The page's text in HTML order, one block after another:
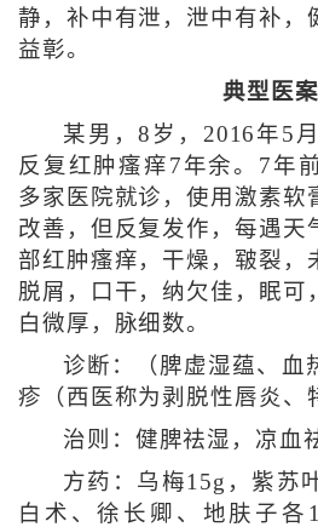
静，补中有泄，泄中有补，
益彰。
典型医案
某男，8岁，2016年5
反复红肿瘙痒7年余。7年
多家医院就诊，使用激素软
改善，但反复发作，每遇天
部红肿瘙痒，干燥，皲裂，
脱屑，口干，纳欠佳，眠可
白微厚，脉细数。
诊断：（脾虚湿蕴、血
疹（西医称为剥脱性唇炎、
治则：健脾祛湿，凉血
方药：乌梅15g，紫苏
白术、徐长卿、地肤子各